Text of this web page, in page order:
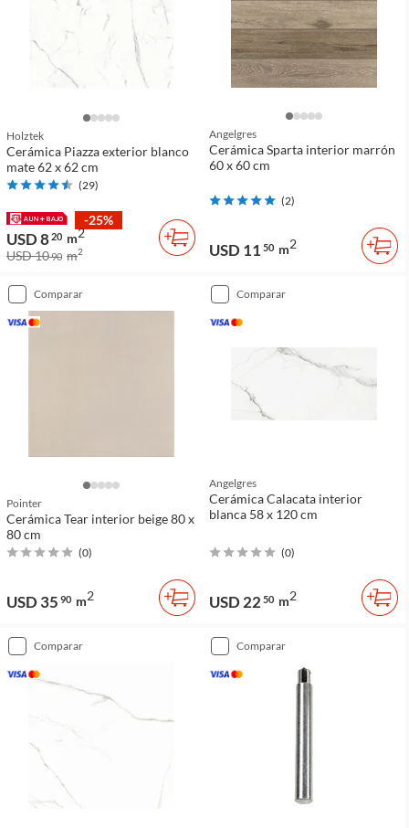
Holztek
Cerámica Piazza exterior blanco
mate 62 x 62 cm
(29)
-25%
USD 820 m2
USD 1090 m2
Angelgres
Cerámica Sparta interior marrón
60 x 60 cm
(2)
USD 11 50 m2
comparar
Pointer
Cerámica Tear interior beige 80 x
80 cm
(0)
USD 35 90 m2
comparar
Angelgres
Cerámica Calacata interior
blanca 58 x 120 cm
(0)
USD 22 50 m2
comparar comparar